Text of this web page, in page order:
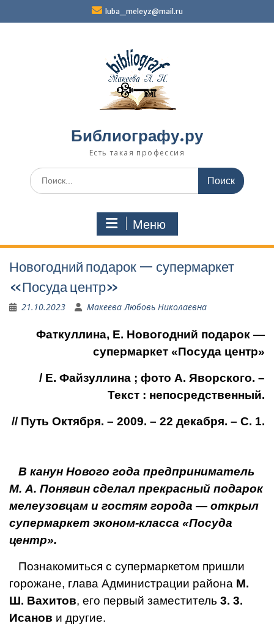
luba_meleyz@mail.ru
Библиографу.ру
Есть такая профессия
Поиск
по:
Меню
Новогодний подарок — супермаркет
«Посуда центр»
21.10.2023 Макеева Любовь Николаевна
Фаткуллина, Е. Новогодний подарок —
супермаркет «Посуда центр»
/ Е. Файзуллина ; фото А. Яворского. –
Текст : непосредственный.
// Путь Октября. – 2009. – 22 декабря. – С. 1.
В канун Нового года предприни­матель
М. А. Понявин сделал прекрасный подарок
мелеузовцам и гостям города — открыл
супермаркет эконом-класса «Посуда
центр».
Познакомиться с супермаркетом пришли
горожане, глава Администрации района М.
Ш. Вахитов, его первый заместитель 3. 3.
Исанов и другие.